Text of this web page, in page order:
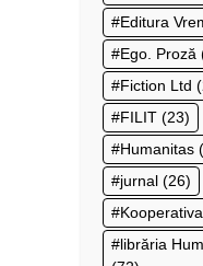
Editura
Ego. Proză
Fiction Ltd
FILIT (23)
Humanitas
jurnal (26)
librăria